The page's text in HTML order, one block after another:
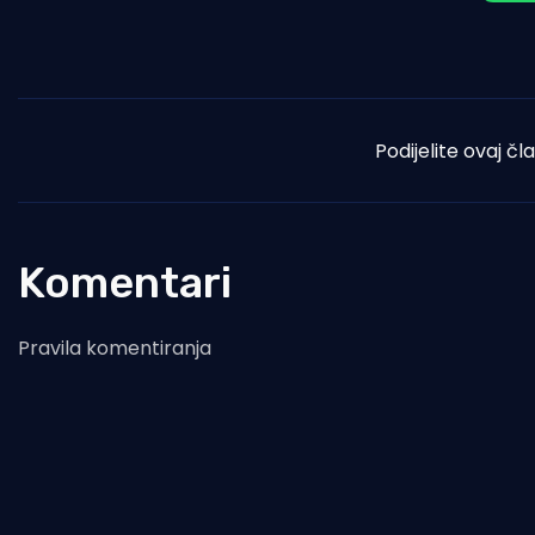
Podijelite ovaj
Komentari
Pravila komentiranja